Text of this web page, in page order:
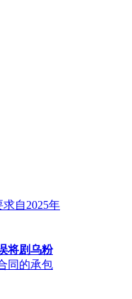
自2025年
将剧乌粉
同的承包